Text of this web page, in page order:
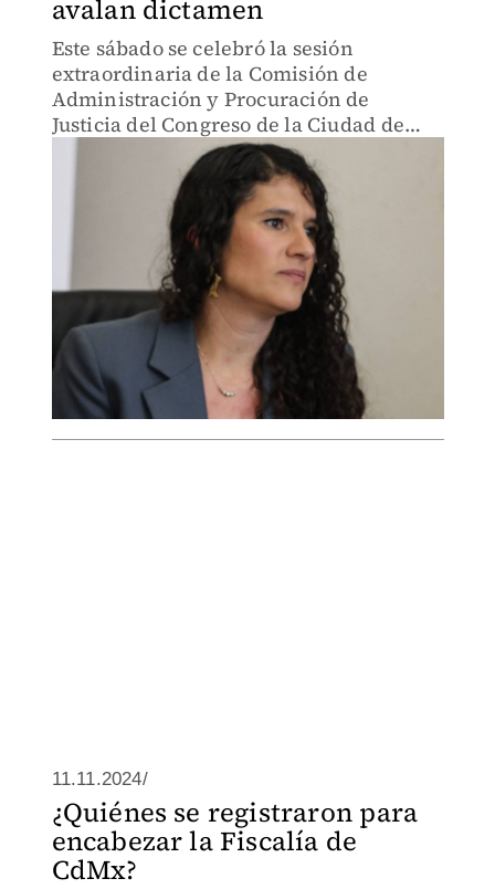
avalan dictamen
Este sábado se celebró la sesión
extraordinaria de la Comisión de
Administración y Procuración de
Justicia del Congreso de la Ciudad de
México, donde se emitió el dictamen a
favor de Bertha Alcalde.
11.11.2024/
¿Quiénes se registraron para
encabezar la Fiscalía de
CdMx?